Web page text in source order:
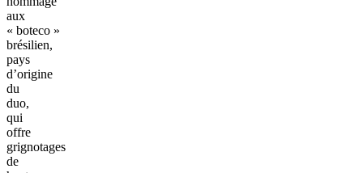
aux
« boteco »
brésilien,
pays
d’origine
du
duo,
qui
offre
grignotages
de